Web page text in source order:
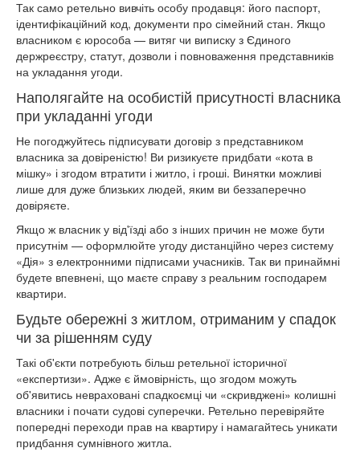
Так само ретельно вивчіть особу продавця: його паспорт,
ідентифікаційний код, документи про сімейний стан. Якщо
власником є юрособа — витяг чи виписку з Єдиного
держреєстру, статут, дозволи і повноваження представників
на укладання угоди.
Наполягайте на особистій присутності власника
при укладанні угоди
Не погоджуйтесь підписувати договір з представником
власника за довіреністю! Ви ризикуєте придбати «кота в
мішку» і згодом втратити і житло, і гроші. Винятки можливі
лише для дуже близьких людей, яким ви беззаперечно
довіряєте.
Якщо ж власник у від'їзді або з інших причин не може бути
присутнім — оформлюйте угоду дистанційно через систему
«Дія» з електронними підписами учасників. Так ви принаймні
будете впевнені, що маєте справу з реальним господарем
квартири.
Будьте обережні з житлом, отриманим у спадок
чи за рішенням суду
Такі об'єкти потребують більш ретельної історичної
«експертизи». Адже є ймовірність, що згодом можуть
об'явитись невраховані спадкоємці чи «скривджені» колишні
власники і почати судові суперечки. Ретельно перевіряйте
попередні переходи прав на квартиру і намагайтесь уникати
придбання сумнівного житла.